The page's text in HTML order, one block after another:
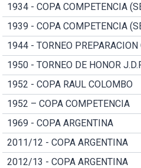
1934 - COPA COMPETENCIA
1939 - COPA COMPETENCIA
1944 - TORNEO PREPARACION
1950 - TORNEO DE HONOR
1952 - COPA RAUL COLOMBO
1952 – COPA COMPETENCIA
1969 - COPA ARGENTINA
2011/12 - COPA ARGENTINA
2012/13 - COPA ARGENTINA